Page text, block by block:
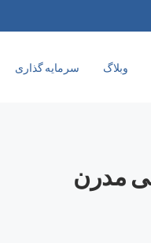
وبلاگ سرمایه‌ گذاری